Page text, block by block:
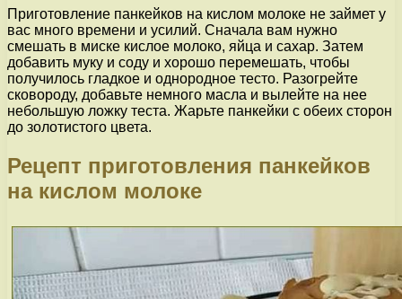
Приготовление панкейков на кислом молоке не займет у
вас много времени и усилий. Сначала вам нужно
смешать в миске кислое молоко, яйца и сахар. Затем
добавить муку и соду и хорошо перемешать, чтобы
получилось гладкое и однородное тесто. Разогрейте
сковороду, добавьте немного масла и вылейте на нее
небольшую ложку теста. Жарьте панкейки с обеих сторон
до золотистого цвета.
Рецепт приготовления панкейков
на кислом молоке